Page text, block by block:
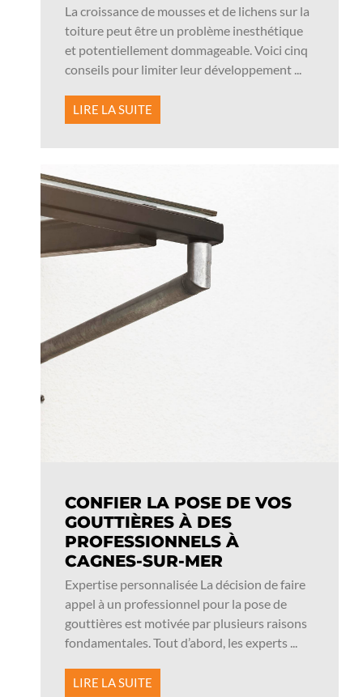
La croissance de mousses et de lichens sur la
toiture peut être un problème inesthétique
et potentiellement dommageable. Voici cinq
conseils pour limiter leur développement ...
LIRE LA SUITE
CONFIER LA POSE DE VOS
GOUTTIÈRES À DES
PROFESSIONNELS À
CAGNES-SUR-MER
Expertise personnalisée La décision de faire
appel à un professionnel pour la pose de
gouttières est motivée par plusieurs raisons
fondamentales. Tout d’abord, les experts ...
LIRE LA SUITE